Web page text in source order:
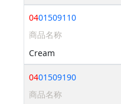
0401509110
商品名称
Cream
0401509190
商品名称